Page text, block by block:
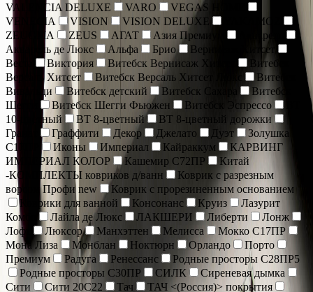
VALENCIA DELUXE
VARO
VEGAS HOME
VENECIA
VISION VISION DELUXE
YAKAMOZ
ZEUGMA
ZEUS АГАТ Азия Премиум
Акварель
Акварель де Люкс
Альфа Брио
Вернисаж Хитсет
Веста
Виктория Витебск Вернисаж Хитсет
Витебск
Версаль Хитсет
Витебск Версаль Хитсет Люкс
Витебск
Вивальди
Витебск детский Витебск Сахара
Витебск
Шегги
Витебск Шегги Фьюжен Витебск Эспрессо
10-цветный
ВТ 8-цветный
ВТ 8-цветный дорожки
Гранат
Граффити Декор Джелато Дуэт
Золушка
С17ПР
Иконы Империал Кайраккум
КАРВИНГ
ИМПЕРИАЛ КОЛОР
Кашемир С72ПР
Китай
-КОМПЛЕКТЫ ковриков д/ванн
Коврик c разрезным
ворсом Профи new
Коврик с прорезиненным основанием
Коврики для ванной
Консонанс Круиз
Лазурит
Комбо
Лайла де Люкс ЛАКШЕРИ Либерти
Лонж
Лофт
Люксор Манхэттен Мелисса
Мокко С17ПР
Мона Лиза
Монблан Ноктюрн Орландо
Порто
Премиум
Радуга Ренессанс
Родные просторы С28ПР5
Родные просторы С30ПР
СИЛК
Сиреневая дымка
Сити
Сити 20С22 Тач ТАЧ <(Россия)> покрытия